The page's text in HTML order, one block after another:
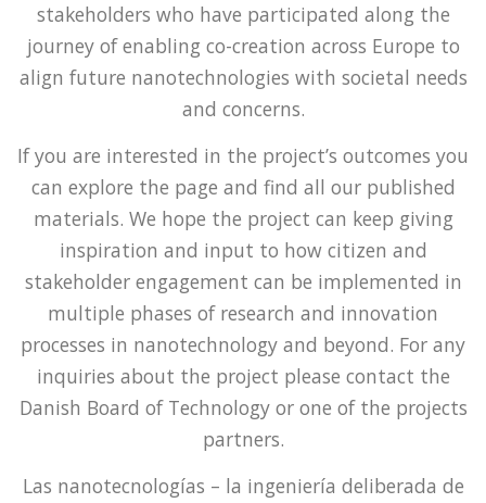
stakeholders who have participated along the
journey of enabling co-creation across Europe to
align future nanotechnologies with societal needs
and concerns.
If you are interested in the project’s outcomes you
can explore the page and find all our published
materials. We hope the project can keep giving
inspiration and input to how citizen and
stakeholder engagement can be implemented in
multiple phases of research and innovation
processes in nanotechnology and beyond. For any
inquiries about the project please contact the
Danish Board of Technology or one of the projects
partners.
Las nanotecnologías – la ingeniería deliberada de